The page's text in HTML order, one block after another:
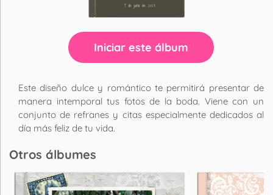
Iniciar este álbum
Este diseño dulce y romántico te permitirá presentar de
manera intemporal tus fotos de la boda. Viene con un
conjunto de refranes y citas especialmente dedicados al
día más feliz de tu vida.
Otros álbumes